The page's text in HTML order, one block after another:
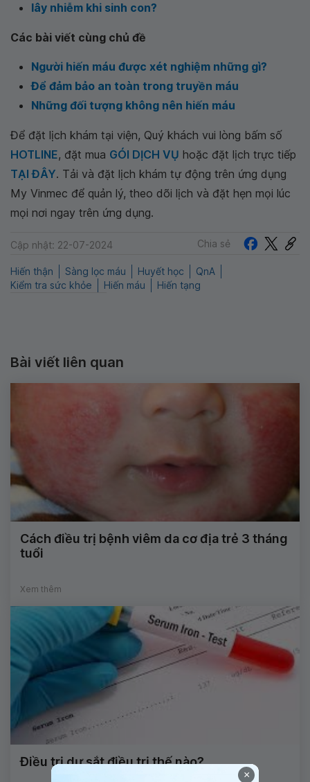
lây nhiễm khi sinh con?
Các bài viết cùng chủ đề
Người hiến máu được xét nghiệm những gì?
Để đảm bảo an toàn trong truyền máu
Những đối tượng không nên hiến máu
Để đặt lịch khám tại viện, Quý khách vui lòng bấm số
HOTLINE, đặt mua GÓI DỊCH VỤ hoặc đặt lịch trực tiếp
TẠI ĐÂY. Tải và đặt lịch khám tự động trên ứng dụng
My Vinmec để quản lý, theo dõi lịch và đặt hẹn mọi lúc
mọi nơi ngay trên ứng dụng.
Cập nhật: 22-07-2024 Chia sẻ
Hiến thận Sàng lọc máu Huyết học
QnA
Kiểm tra sức khỏe
Hiến máu Hiến tạng
Bài viết liên quan
Cách điều trị bệnh viêm da cơ địa trẻ 3 tháng
tuổi
Xem thêm
Điều trị dư sắt điều trị thế nào?
×